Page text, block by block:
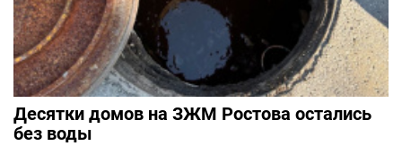
Десятки домов на ЗЖМ Ростова остались
без воды